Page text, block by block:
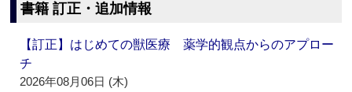
書籍 訂正・追加情報
【訂正】はじめての獣医療 薬学的観点からのアプロー
チ
2026年08月06日 (木)